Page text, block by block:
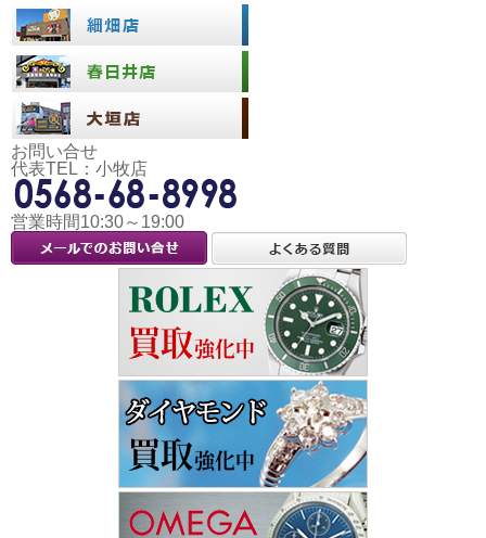
お問い合せ
代表TEL：小牧店
営業時間10:30～19:00